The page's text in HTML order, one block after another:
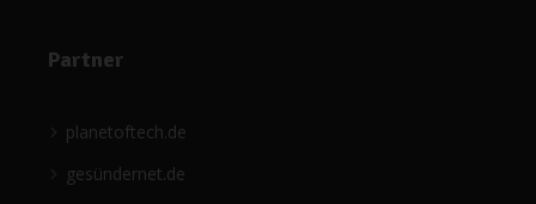
Partner
planetoftech.de
gesündernet.de